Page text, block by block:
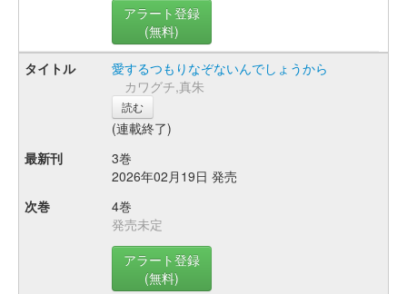
アラート登録
(無料)
愛するつもりなぞないんでしょうから
カワグチ,真朱
読む
(連載終了)
3巻
2026年02月19日 発売
4巻
発売未定
アラート登録
(無料)